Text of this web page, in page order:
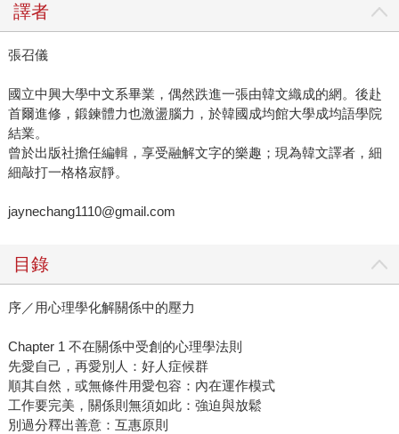
譯者
張召儀
國立中興大學中文系畢業，偶然跌進一張由韓文織成的網。後赴
首爾進修，鍛鍊體力也激盪腦力，於韓國成均館大學成均語學院
結業。
曾於出版社擔任編輯，享受融解文字的樂趣；現為韓文譯者，細
細敲打一格格寂靜。
jaynechang1110@gmail.com
目錄
序／用心理學化解關係中的壓力
Chapter 1 不在關係中受創的心理學法則
先愛自己，再愛別人：好人症候群
順其自然，或無條件用愛包容：內在運作模式
工作要完美，關係則無須如此：強迫與放鬆
別過分釋出善意：互惠原則